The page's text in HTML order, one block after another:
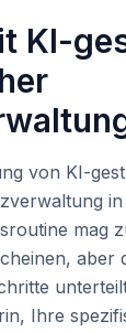
KI-
von KI-
mag
aber
Ihre